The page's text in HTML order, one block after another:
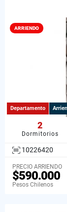
ARRIENDO
Departamento
2
Dormitorios
10226420
PRECIO ARRIENDO
$590.000
Pesos Chilenos